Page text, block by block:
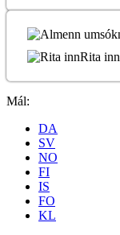
Rita inn
Mál:
DA
SV
NO
FI
IS
FO
KL